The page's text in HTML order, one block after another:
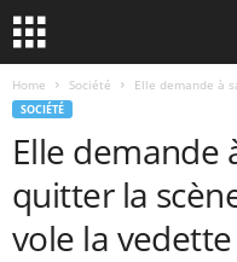
Home Société Elle demande à
SOCIÉTÉ
Elle demande
quitter la
vole la vedette